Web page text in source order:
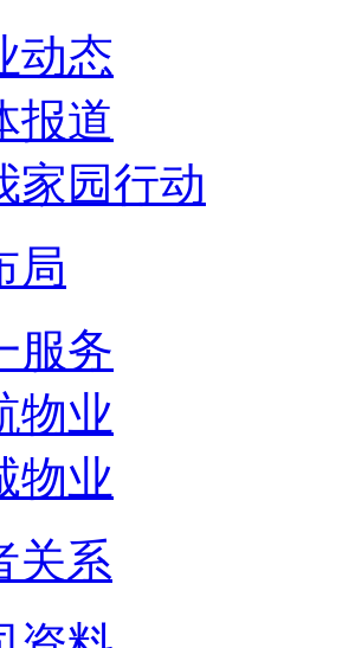
动态
报道
家园行动
局
服务
物业
物业
关系